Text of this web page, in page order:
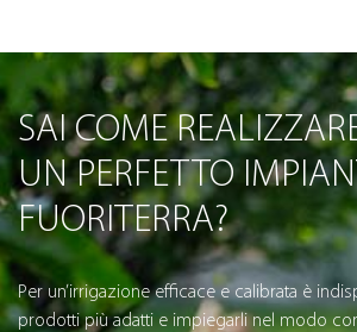
SAI COME
UN PERFETTO
FUORITERRA?
Per un’irrigazione efficace e calibrata è
prodotti più adatti e impiegarli nel modo